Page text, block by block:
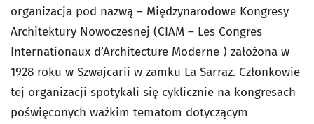
organizacja pod nazwą – Międzynarodowe Kongresy
Architektury Nowoczesnej (CIAM – Les Congres
Internationaux d’Architecture Moderne ) założona w
1928 roku w Szwajcarii w zamku La Sarraz. Członkowie
tej organizacji spotykali się cyklicznie na kongresach
poświęconych ważkim tematom dotyczącym